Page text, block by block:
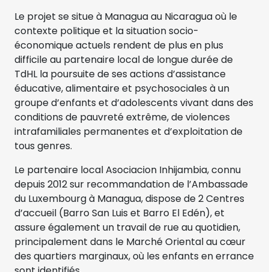
Le projet se situe à Managua au Nicaragua où le
contexte politique et la situation socio-
économique actuels rendent de plus en plus
difficile au partenaire local de longue durée de
TdHL la poursuite de ses actions d’assistance
éducative, alimentaire et psychosociales à un
groupe d’enfants et d’adolescents vivant dans des
conditions de pauvreté extrême, de violences
intrafamiliales permanentes et d’exploitation de
tous genres.
Le partenaire local Asociacion Inhijambia, connu
depuis 2012 sur recommandation de l’Ambassade
du Luxembourg à Managua, dispose de 2 Centres
d’accueil (Barro San Luis et Barro El Edén), et
assure également un travail de rue au quotidien,
principalement dans le Marché Oriental au cœur
des quartiers marginaux, où les enfants en errance